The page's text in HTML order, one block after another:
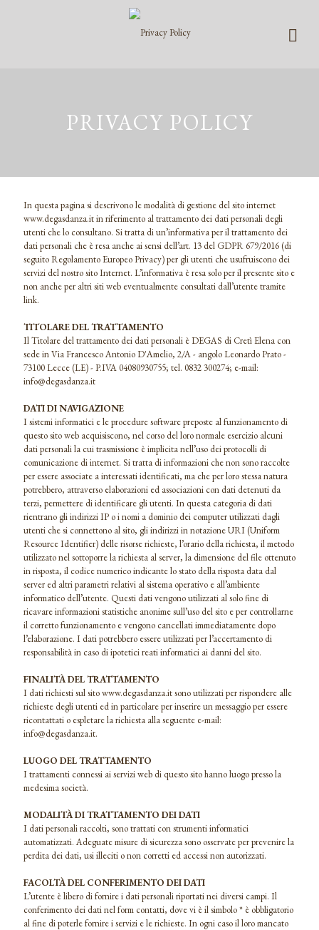
PRIVACY POLICY
In questa pagina si descrivono le modalità di gestione del sito internet
www.degasdanza.it in riferimento al trattamento dei dati personali degli
utenti che lo consultano. Si tratta di un’informativa per il trattamento dei
dati personali che è resa anche ai sensi dell’art. 13 del GDPR 679/2016 (di
seguito Regolamento Europeo Privacy) per gli utenti che usufruiscono dei
servizi del nostro sito Internet. L’informativa è resa solo per il presente sito e
non anche per altri siti web eventualmente consultati dall’utente tramite
link.
TITOLARE DEL TRATTAMENTO
Il Titolare del trattamento dei dati personali è DEGAS di Cretì Elena con
sede in Via Francesco Antonio D'Amelio, 2/A - angolo Leonardo Prato -
73100 Lecce (LE) - P.IVA 04080930755; tel. 0832 300274; e-mail:
info@degasdanza.it
DATI DI NAVIGAZIONE
I sistemi informatici e le procedure software preposte al funzionamento di
questo sito web acquisiscono, nel corso del loro normale esercizio alcuni
dati personali la cui trasmissione è implicita nell’uso dei protocolli di
comunicazione di internet. Si tratta di informazioni che non sono raccolte
per essere associate a interessati identificati, ma che per loro stessa natura
potrebbero, attraverso elaborazioni ed associazioni con dati detenuti da
terzi, permettere di identificare gli utenti. In questa categoria di dati
rientrano gli indirizzi IP o i nomi a dominio dei computer utilizzati dagli
utenti che si connettono al sito, gli indirizzi in notazione URI (Uniform
Resource Identifier) delle risorse richieste, l’orario della richiesta, il metodo
utilizzato nel sottoporre la richiesta al server, la dimensione del file ottenuto
in risposta, il codice numerico indicante lo stato della risposta data dal
server ed altri parametri relativi al sistema operativo e all’ambiente
informatico dell’utente. Questi dati vengono utilizzati al solo fine di
ricavare informazioni statistiche anonime sull’uso del sito e per controllarne
il corretto funzionamento e vengono cancellati immediatamente dopo
l’elaborazione. I dati potrebbero essere utilizzati per l’accertamento di
responsabilità in caso di ipotetici reati informatici ai danni del sito.
FINALITÀ DEL TRATTAMENTO
I dati richiesti sul sito www.degasdanza.it sono utilizzati per rispondere alle
richieste degli utenti ed in particolare per inserire un messaggio per essere
ricontattati o espletare la richiesta alla seguente e-mail:
info@degasdanza.it.
LUOGO DEL TRATTAMENTO
I trattamenti connessi ai servizi web di questo sito hanno luogo presso la
medesima società.
MODALITÀ DI TRATTAMENTO DEI DATI
I dati personali raccolti, sono trattati con strumenti informatici
automatizzati. Adeguate misure di sicurezza sono osservate per prevenire la
perdita dei dati, usi illeciti o non corretti ed accessi non autorizzati.
FACOLTÀ DEL CONFERIMENTO DEI DATI
L’utente è libero di fornire i dati personali riportati nei diversi campi. Il
conferimento dei dati nel form contatti, dove vi è il simbolo * è obbligatorio
al fine di poterle fornire i servizi e le richieste. In ogni caso il loro mancato